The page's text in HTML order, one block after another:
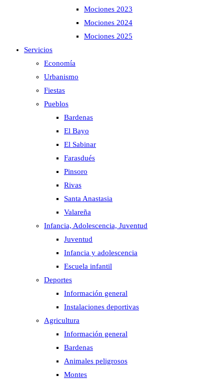
Mociones 2023
Mociones 2024
Mociones 2025
Servicios
Economía
Urbanismo
Fiestas
Pueblos
Bardenas
El Bayo
El Sabinar
Farasdués
Pinsoro
Rivas
Santa Anastasia
Valareña
Infancia, Adolescencia, Juventud
Juventud
Infancia y adolescencia
Escuela infantil
Deportes
Información general
Instalaciones deportivas
Agricultura
Información general
Bardenas
Animales peligrosos
Montes